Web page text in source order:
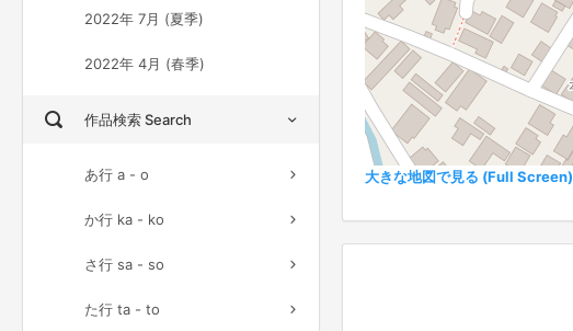
2022年 7月 (夏季)
2022年 4月 (春季)
作品検索 Search
あ行 a - o
か行 ka - ko
さ行 sa - so
た行 ta - to
大きな地図で見る (Full Screen)